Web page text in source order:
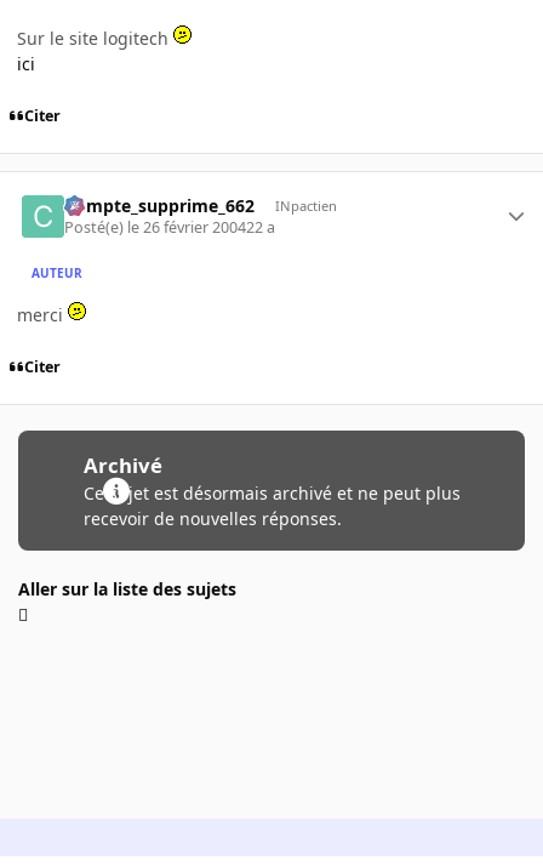
Sur le site logitech
ici
Citer
Compte_supprime_662 INpactien
Posté(e) le 26 février 200422 a
AUTEUR
merci
Citer
Archivé
Ce sujet est désormais archivé et ne peut plus
recevoir de nouvelles réponses.
Aller sur la liste des sujets